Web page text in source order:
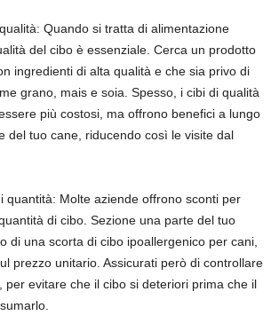
Quando si tratta di alimentazione
del cibo è essenziale. Cerca un prodotto
ingredienti di alta qualità e che sia privo di
grano, mais e soia. Spesso, i cibi di qualità
più costosi, ma offrono benefici a lungo
del tuo cane, riducendo così le visite dal
quantità: Molte aziende offrono sconti per
di cibo. Sezione una parte del tuo
di una scorta di cibo ipoallergenico per cani,
prezzo unitario. Assicurati però di controllare
per evitare che il cibo si deteriori prima che il